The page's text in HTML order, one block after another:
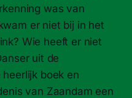
was van
er niet bij in het
Wie heeft er niet
uit de
boek en
van Zaandam een